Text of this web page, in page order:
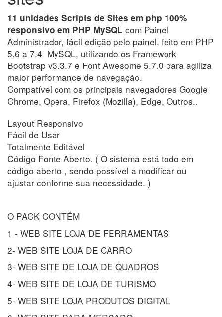
11 unidades Scripts de Sites em php 100%
responsivo em PHP MySQL com Painel
Administrador, fácil edição pelo painel, feito em PHP
5.6 a 7.4 MySQL, utilizando os Framework
Bootstrap v3.3.7 e Font Awesome 5.7.0 para agiliza
maior performance de navegação.
Compatível com os principais navegadores Google
Chrome, Opera, Firefox (Mozilla), Edge, Outros..
Layout Responsivo
Fácil de Usar
Totalmente Editável
Código Fonte Aberto. ( O sistema está todo em
código aberto , sendo possível a modificar ou
ajustar conforme sua necessidade. )
O PACK CONTÉM
1 - WEB SITE LOJA DE FERRAMENTAS
2- WEB SITE LOJA DE CARRO
3- WEB SITE DE LOJA DE QUADROS
4- WEB SITE DE LOJA DE TURISMO
5- WEB SITE LOJA PRODUTOS DIGITAL